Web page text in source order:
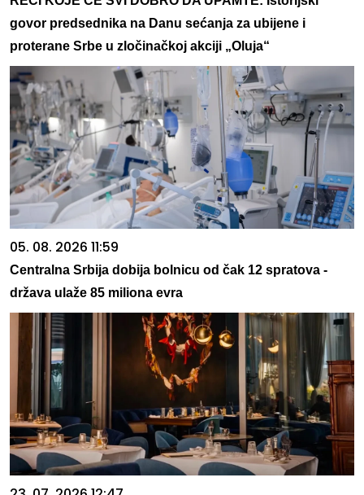
govor predsednika na Danu sećanja za ubijene i
proterane Srbe u zločinačkoj akciji „Oluja“
05. 08. 2026 11:59
Centralna Srbija dobija bolnicu od čak 12 spratova -
država ulaže 85 miliona evra